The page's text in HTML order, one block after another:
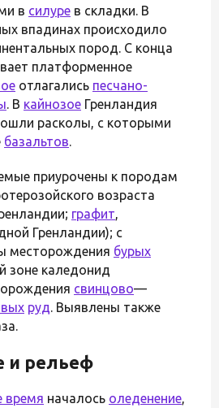
в силуре в складки. В
впадинах происходило
пород. С конца
платформенное
отлагались песчано-
. В кайнозое Гренландия
расколы, с которыми
базальтов.
приурочены к породам
возраста
графит,
Гренландии); с
месторождения бурых
зоне каледонид
свинцово—
руд. Выявлены также
и рельеф
время началось оледенение,